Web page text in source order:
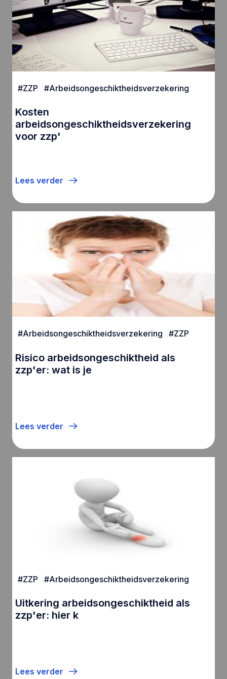
#ZZP #Arbeidsongeschiktheidsverzekering
Kosten
arbeidsongeschiktheidsverzekering
voor zzp'
Lees verder
#Arbeidsongeschiktheidsverzekering #ZZP
Risico arbeidsongeschiktheid als
zzp'er: wat is je
Lees verder
#ZZP #Arbeidsongeschiktheidsverzekering
Uitkering arbeidsongeschiktheid als
zzp'er: hier k
Lees verder